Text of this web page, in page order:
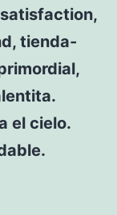
tienda-
el cielo.